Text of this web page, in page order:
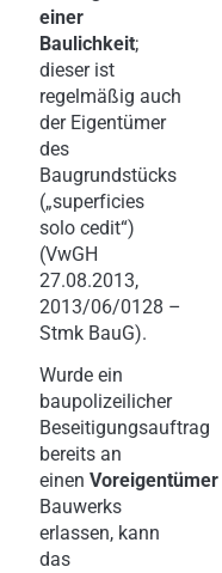
einer
Baulichkeit;
dieser ist
regelmäßig auch
der Eigentümer
des
Baugrundstücks
(„superficies
solo cedit“)
(VwGH
27.08.2013,
2013/06/0128 –
Stmk BauG).
Wurde ein
baupolizeilicher
Beseitigungsauftrag
bereits an
einen Voreigentümer
Bauwerks
erlassen, kann
das